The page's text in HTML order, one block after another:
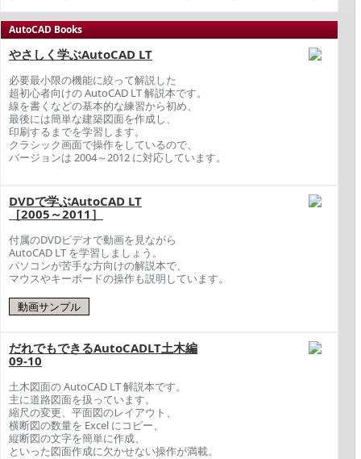
AutoCAD Books
やさしく学ぶAutoCAD LT
必要最小限の機能に絞って解説した
超初心者向けの AutoCAD LT 解説本です。
線を書くなどの基本的な練習から初め、
最後には簡単な建築図面を作成し、
印刷するまでを学習します。
クラシック画面で操作をしているので、
バージョンは 2004～2012 に対応しています。
DVDで学ぶAutoCAD LT
［2005～2011］
付属のDVDビデオで動画を見ながら
AutoCAD LT を学習しましょう。
パソコンが苦手な方向けの解説本で、
マウスやキーボードの操作も説明しています。
だれでもできるAutoCADLT土木編
09-10
土木図面の AutoCAD LT 解説本です。
主に道路図面を扱っています。
縮尺の変更、平面図のレイアウト、
横断図の数量を Excel にコピー、
縦断図の文字を簡単に作成、
といった図面作成に欠かせない操作が満載。